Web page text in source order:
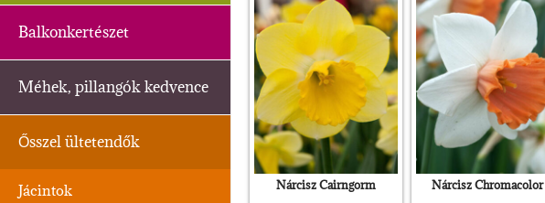
Balkonkertészet
Méhek, pillangók kedvence
Ősszel ültetendők
Jácintok Nárcisz Cairngorm Nárcisz Chromacolor